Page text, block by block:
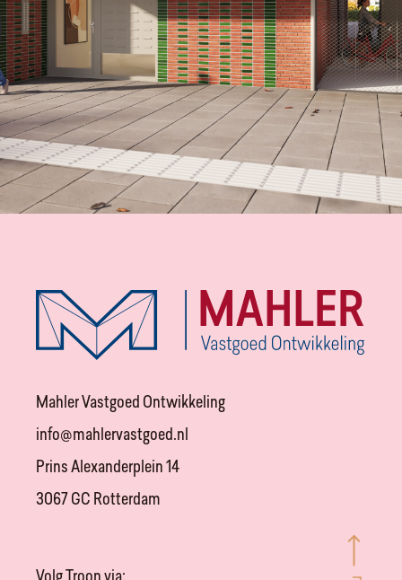
Mahler Vastgoed Ontwikkeling
info@mahlervastgoed.nl
Prins Alexanderplein 14
3067 GC Rotterdam